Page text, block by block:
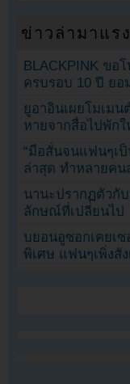
ข่าวล่ามาแรง
BLACKPINK ขอ
ครบรอบ 10 ปี ยอ
ยูอาอินเผยโมเม
หายจากสื่อไปพัก
“มือสั่นจนแฟนๆเ
ล่าสุด ทำหลายคน
นานะปรากฏตัวกั
ลักษณ์ที่เปลี่ยนไป
บยอนอูซอกเคยเซ
พิเศษ แฟนๆเพิ่งสั